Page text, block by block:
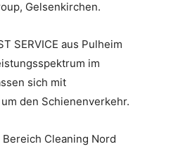
Gelsenkirchen.
SERVICE aus Pulheim
im
sich mit
den Schienenverkehr.
Cleaning Nord